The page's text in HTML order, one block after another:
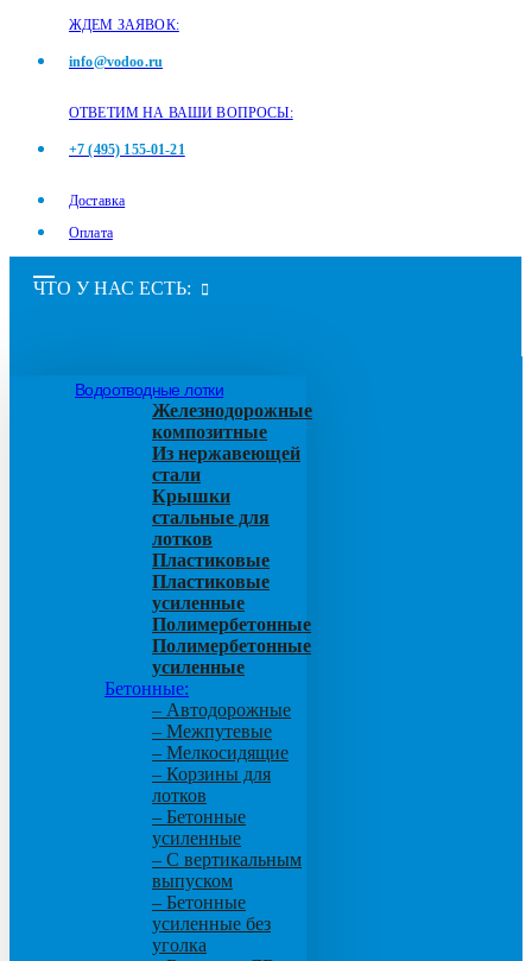
ЖДЕМ ЗАЯВОК:
info@vodoo.ru
ОТВЕТИМ НА ВАШИ ВОПРОСЫ:
+7 (495) 155-01-21
Доставка
Оплата
ЧТО У НАС ЕСТЬ:
Водоотводные лотки
Железнодорожные
композитные
Из нержавеющей
стали
Крышки
стальные для
лотков
Пластиковые
Пластиковые
усиленные
Полимербетонные
Полимербетонные
усиленные
Бетонные:
– Автодорожные
– Межпутевые
– Мелкосидящие
– Корзины для
лотков
– Бетонные
усиленные
– С вертикальным
выпуском
– Бетонные
усиленные без
уголка